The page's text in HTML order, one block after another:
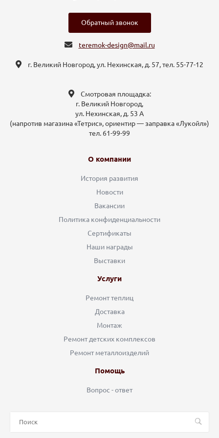
Обратный звонок
teremok-design@mail.ru
г. Великий Новгород, ул. Нехинская, д. 57, тел. 55-77-12
Смотровая площадка:
г. Великий Новгород,
ул. Нехинская, д. 53 А
(напротив магазина «Тетрис», ориентир — заправка «Лукойл»)
тел. 61-99-99
О компании
История развития
Новости
Вакансии
Политика конфиденциальности
Сертификаты
Наши награды
Выставки
Услуги
Ремонт теплиц
Доставка
Монтаж
Ремонт детских комплексов
Ремонт металлоизделий
Помощь
Вопрос - ответ